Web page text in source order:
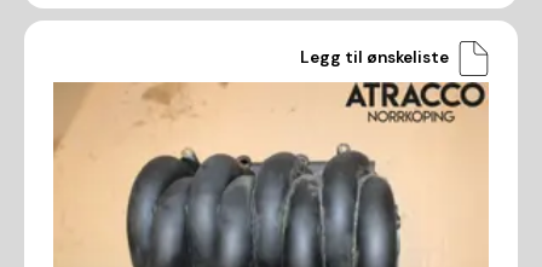
Legg til ønskeliste